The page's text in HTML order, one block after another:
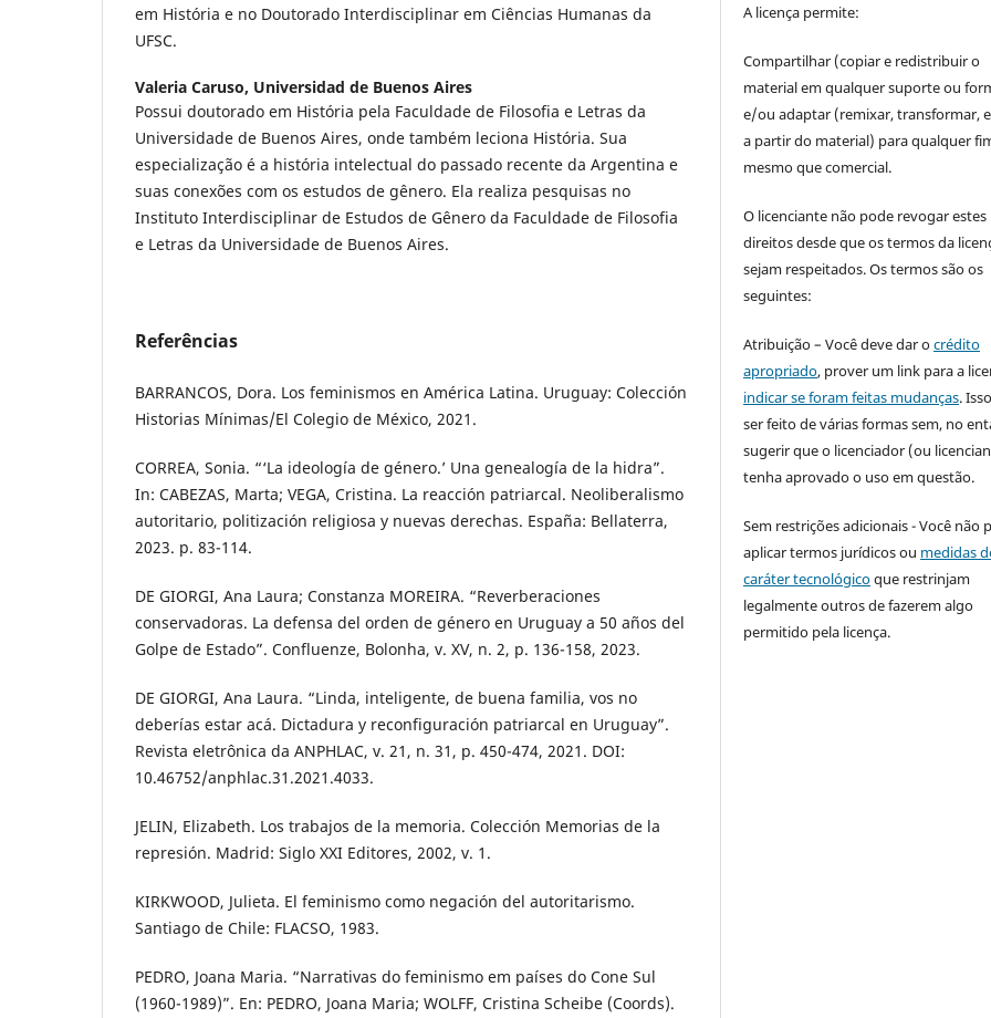
em História e no Doutorado Interdisciplinar em Ciências Humanas da
UFSC.
Valeria Caruso, Universidad de Buenos Aires
Possui doutorado em História pela Faculdade de Filosofia e Letras da
Universidade de Buenos Aires, onde também leciona História. Sua
especialização é a história intelectual do passado recente da Argentina e
suas conexões com os estudos de gênero. Ela realiza pesquisas no
Instituto Interdisciplinar de Estudos de Gênero da Faculdade de Filosofia
e Letras da Universidade de Buenos Aires.
Referências
BARRANCOS, Dora. Los feminismos en América Latina. Uruguay: Colección
Historias Mínimas/El Colegio de México, 2021.
CORREA, Sonia. “‘La ideología de género.’ Una genealogía de la hidra”.
In: CABEZAS, Marta; VEGA, Cristina. La reacción patriarcal. Neoliberalismo
autoritario, politización religiosa y nuevas derechas. España: Bellaterra,
2023. p. 83-114.
DE GIORGI, Ana Laura; Constanza MOREIRA. “Reverberaciones
conservadoras. La defensa del orden de género en Uruguay a 50 años del
Golpe de Estado”. Confluenze, Bolonha, v. XV, n. 2, p. 136-158, 2023.
DE GIORGI, Ana Laura. “Linda, inteligente, de buena familia, vos no
deberías estar acá. Dictadura y reconfiguración patriarcal en Uruguay”.
Revista eletrônica da ANPHLAC, v. 21, n. 31, p. 450-474, 2021. DOI:
10.46752/anphlac.31.2021.4033.
JELIN, Elizabeth. Los trabajos de la memoria. Colección Memorias de la
represión. Madrid: Siglo XXI Editores, 2002, v. 1.
KIRKWOOD, Julieta. El feminismo como negación del autoritarismo.
Santiago de Chile: FLACSO, 1983.
PEDRO, Joana Maria. “Narrativas do feminismo em países do Cone Sul
(1960-1989)”. En: PEDRO, Joana Maria; WOLFF, Cristina Scheibe (Coords).
A licença permite:
Compartilhar (copiar e redistribuir o
material em qualquer suporte ou
e/ou adaptar (remixar, transformar,
a partir do material) para qualquer
mesmo que comercial.
O licenciante não pode revogar estes
direitos desde que os termos da
sejam respeitados. Os termos são os
seguintes:
Atribuição – Você deve dar ocrédito
apropriado, prover um link para a
indicar se foram feitas mudanças.
ser feito de várias formas sem, no
sugerir que o licenciador (ou
tenha aprovado o uso em questão.
Sem restrições adicionais - Você não
aplicar termos jurídicos ou medidas
caráter tecnológicoque restrinjam
legalmente outros de fazerem algo
permitido pela licença.